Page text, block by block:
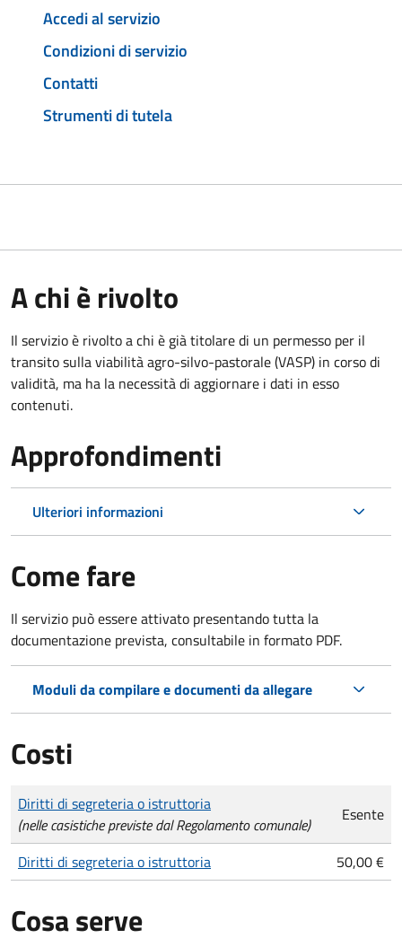
Accedi al servizio
Condizioni di servizio
Contatti
Strumenti di tutela
A chi è rivolto
Il servizio è rivolto a chi è già titolare di un permesso per il
transito sulla viabilità agro-silvo-pastorale (VASP) in corso di
validità, ma ha la necessità di aggiornare i dati in esso
contenuti.
Approfondimenti
Ulteriori informazioni
Come fare
Il servizio può essere attivato presentando tutta la
documentazione prevista, consultabile in formato PDF.
Moduli da compilare e documenti da allegare
Costi
Tipo di pagamento
Importo
Diritti di segreteria o istruttoria
(nelle casistiche previste dal Regolamento comunale)
Esente
Diritti di segreteria o istruttoria 50,00 €
Cosa serve